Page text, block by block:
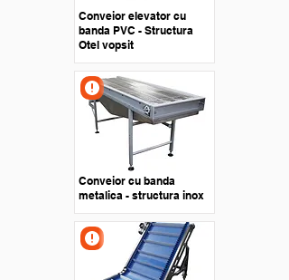
Conveior elevator cu
banda PVC - Structura
Otel vopsit
Conveior cu banda
metalica - structura inox